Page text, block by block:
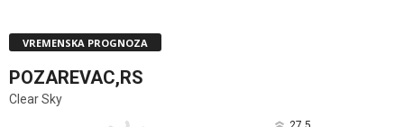
VREMENSKA PROGNOZA
POZAREVAC,RS
Clear Sky